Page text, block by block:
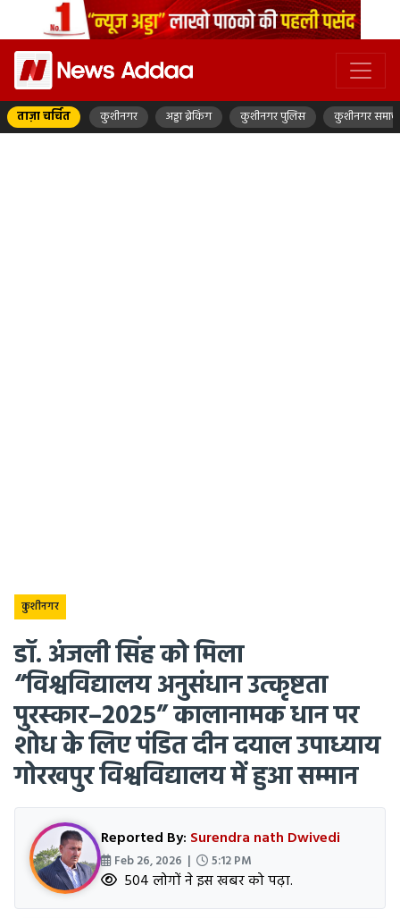
ताज़ा चर्चित कुशीनगर अड्डा ब्रेकिंग कुशीनगर पुलिस कुशीनगर
कुशीनगर
डॉ. अंजली सिंह को मिला
“विश्वविद्यालय अनुसंधान उत्कृष्टता
पुरस्कार–2025” कालानामक धान पर
शोध के लिए पंडित दीन दयाल उपाध्याय
गोरखपुर विश्वविद्यालय में हुआ सम्मान
Reported By: Surendra nath Dwivedi
Feb 26, 2026 | 5:12 PM
504 लोगों ने इस खबर को पढ़ा.